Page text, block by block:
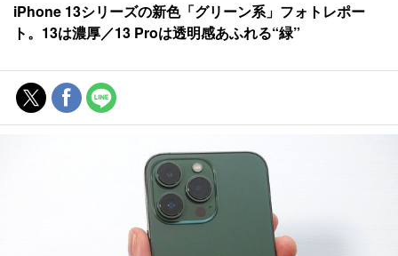
iPhone 13シリーズの新色「グリーン系」フォトレポー
ト。13は濃厚／13 Proは透明感あふれる“緑”